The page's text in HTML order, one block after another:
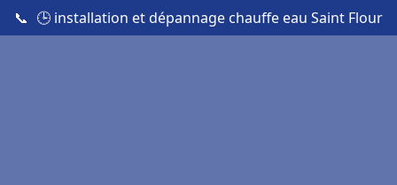
📞 🕒 installation et dépannage chauffe eau Saint Flour